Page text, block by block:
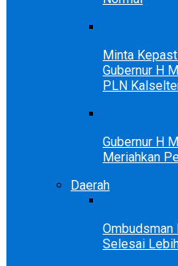
Minta
Gubernur H
PLN
Gubernur H
Meriahkan
Daerah
Ombudsman
Selesai